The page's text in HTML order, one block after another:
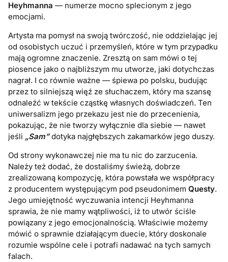
Heyhmanna — numerze mocno splecionym z jego
emocjami.
Artysta ma pomysł na swoją twórczość, nie oddzielając jej
od osobistych uczuć i przemyśleń, które w tym przypadku
mają ogromne znaczenie. Zresztą on sam mówi o tej
piosence jako o najbliższym mu utworze, jaki dotychczas
nagrał. I co równie ważne — śpiewa po polsku, budując
przez to silniejszą więź ze słuchaczem, który ma szansę
odnaleźć w tekście cząstkę własnych doświadczeń. Ten
uniwersalizm jego przekazu jest nie do przecenienia,
pokazując, że nie tworzy wyłącznie dla siebie — nawet
jeśli „Sam”dotyka najgłębszych zakamarków jego duszy.
Od strony wykonawczej nie ma tu nic do zarzucenia.
Należy też dodać, że dostaliśmy świeżą, dobrze
zrealizowaną kompozycję, która powstała we współpracy
z producentem występującym pod pseudonimemQuesty.
Jego umiejętność wyczuwania intencji Heyhmanna
sprawia, że nie mamy wątpliwości, iż to utwór ściśle
powiązany z jego emocjonalnością. Właściwie możemy
mówić o sprawnie działającym duecie, który doskonale
rozumie wspólne cele i potrafi nadawać na tych samych
falach.